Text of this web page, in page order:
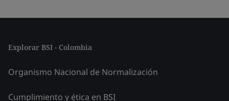
Explorar BSI - Colombia
Organismo Nacional de Normalización
Cumplimiento y ética en BSI